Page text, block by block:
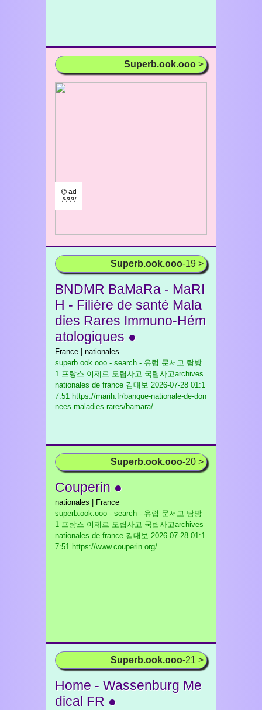
Superb.ook.ooo >
⌬ ad
/¹/²/³/
Superb.ook.ooo-19 >
BNDMR BaMaRa - MaRI
H - Filière de santé Mala
dies Rares Immuno-Hém
atologiques ●
France | nationales
superb.ook.ooo - search - 유럽 문서고 탐방
1 프랑스 이제르 도립사고 국립사고archives
nationales de france 김대보 2026-07-28 01:1
7:51 https://marih.fr/banque-nationale-de-don
nees-maladies-rares/bamara/
Superb.ook.ooo-20 >
Couperin ●
nationales | France
superb.ook.ooo - search - 유럽 문서고 탐방
1 프랑스 이제르 도립사고 국립사고archives
nationales de france 김대보 2026-07-28 01:1
7:51 https://www.couperin.org/
Superb.ook.ooo-21 >
Home - Wassenburg Me
dical FR ●